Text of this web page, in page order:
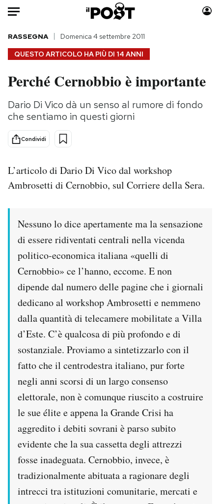
Auto
HOME
Italia
Politica
Internet
Cultura
Economia
Moda
Consumismi
Europa
Altrecose
PODCAST
NEWSLETTER
I MIEI PREFERITI
SHOP
CALENDARIO
AREA PERSONALE
Newsletter
Notifiche mobile
Regala il Post
Hai bisogno di aiuto?
QUESTO ARTICOLO HA PIÙ DI 14 ANNI
RASSEGNA Domenica 4 settembre 2011
Perché Cernobbio è importante
Dario Di Vico dà un senso al rumore di fondo
che sentiamo in questi giorni
Condividi
L’articolo di Dario Di Vico dal workshop
Ambrosetti di Cernobbio, sul Corriere della Sera.
Nessuno lo dice apertamente ma la sensazione
di essere ridiventati centrali nella vicenda
politico-economica italiana «quelli di
Cernobbio» ce l’hanno, eccome. E non
dipende dal numero delle pagine che i giornali
dedicano al workshop Ambrosetti e nemmeno
dalla quantità di telecamere mobilitate a Villa
d’Este. C’è qualcosa di più profondo e di
sostanziale. Proviamo a sintetizzarlo con il
fatto che il centrodestra italiano, pur forte
negli anni scorsi di un largo consenso
elettorale, non è comunque riuscito a costruire
le sue élite e appena la Grande Crisi ha
aggredito i debiti sovrani è parso subito
evidente che la sua cassetta degli attrezzi
fosse inadeguata. Cernobbio, invece, è
tradizionalmente abituata a ragionare degli
intrecci tra istituzioni comunitarie, mercati e